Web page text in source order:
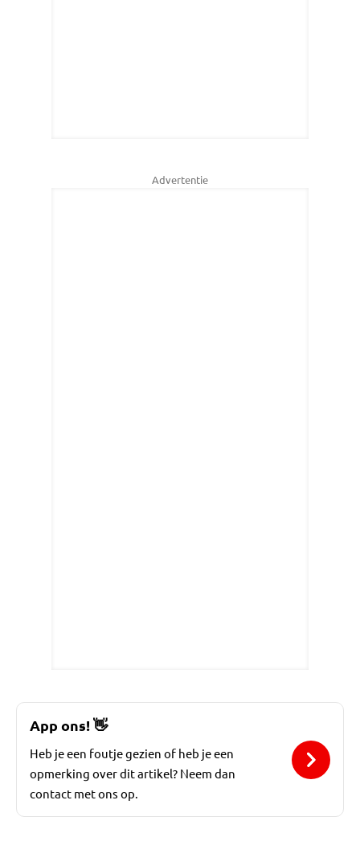
Advertentie
App ons!👋
Heb je een foutje gezien of heb je een
opmerking over dit artikel? Neem dan
contact met ons op.